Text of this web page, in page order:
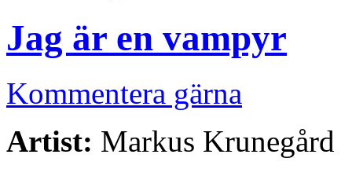
Jag är en vampyr
Kommentera gärna
Artist: Markus Krunegård